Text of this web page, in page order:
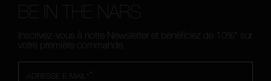
BE IN THE NARS
Inscrivez-vous à notre Newsletter et bénéficiez de 10%* sur
votre première commande.
*
ADRESSE E-MAIL*